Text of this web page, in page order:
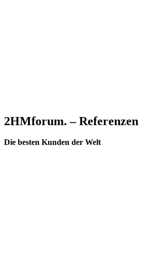
2HMforum. – Referenzen
Die besten Kunden der Welt